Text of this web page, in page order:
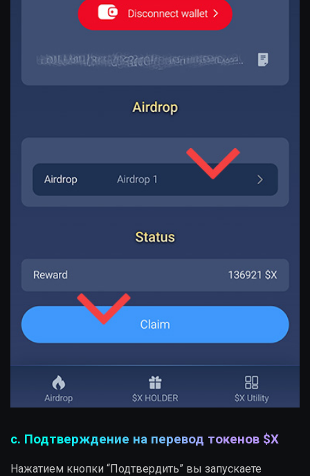
c. Подтверждение на перевод токенов $X
Нажатием кнопки “Подтвердить” вы запускаете